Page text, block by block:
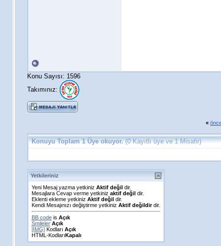
Konu Sayısı: 1596
Takımınız:
«
Konuyu Toplam 1 Üye okuyor.(0 Kayıtlı üye ve 1 Misafir)
Yetkileriniz
Yeni Mesaj yazma yetkiniz Aktif değildir.
Mesajlara Cevap verme yetkiniz aktif değildir.
Eklenti ekleme yetkiniz Aktif değildir.
Kendi Mesajınızı değiştirme yetkiniz Aktif değildirdir.
BB codeis Açık
Smileler Açık
[IMG]Kodları Açık
HTML-KodlarıKapalı